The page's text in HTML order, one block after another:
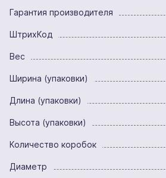
Гарантия производителя
ШтрихКод
Вес
Ширина (упаковки)
Длина (упаковки)
Высота (упаковки)
Количество коробок
Диаметр